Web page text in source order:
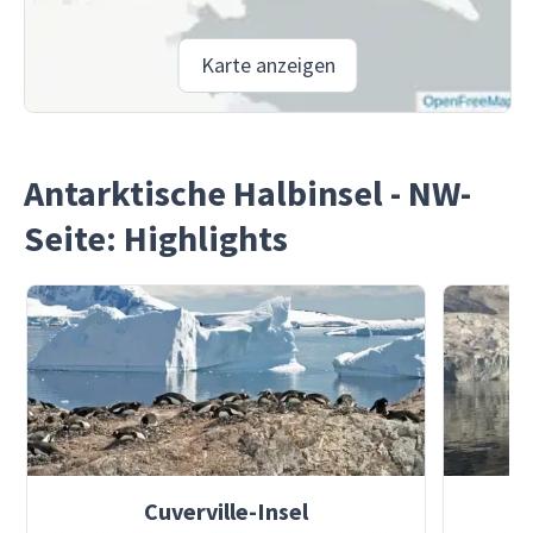
Karte anzeigen
Antarktische Halbinsel - NW-
Seite: Highlights
Cuverville-Insel